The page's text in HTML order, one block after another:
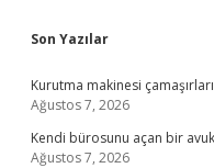
Sidebar
Son Yazılar
Kurutma makinesi
Ağustos 7, 2026
Kendi bürosunu açan bir
Ağustos 7, 2026